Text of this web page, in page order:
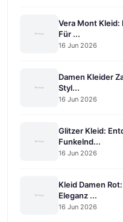
Vera Mont Kleid:
Für ...
16 Jun 2026
Damen Kleider
Styl...
16 Jun 2026
Glitzer Kleid:
Funkelnd...
16 Jun 2026
Kleid Damen
Eleganz ...
16 Jun 2026